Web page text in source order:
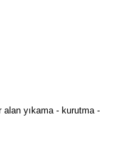
alan yıkama - kurutma -